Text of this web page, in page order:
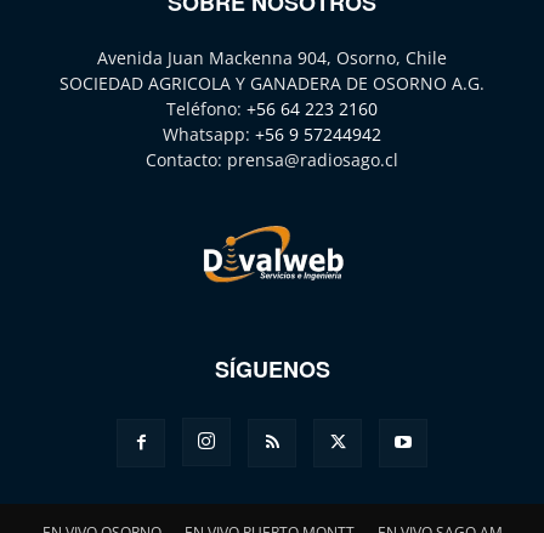
Avenida Juan Mackenna 904, Osorno, Chile
SOCIEDAD AGRICOLA Y GANADERA DE OSORNO A.G.
Teléfono: +56 64 223 2160
Whatsapp: +56 9 57244942
Contacto: prensa@radiosago.cl
SÍGUENOS